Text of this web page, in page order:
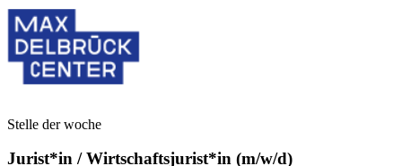
Stelle der woche
Jurist*in / Wirtschafts­jurist*in (m/w/d)